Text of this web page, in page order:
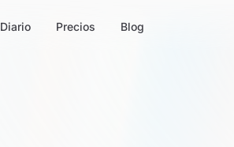
Diario Precios Blog